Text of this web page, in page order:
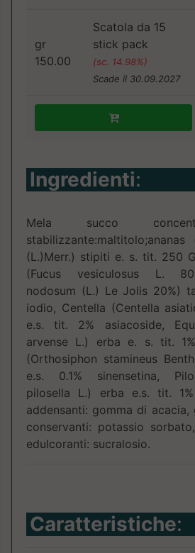
gr
150.00
Scatola da 15
stick pack
(sc. 14.98%)
Scade il 30.09.2027
Ingredienti:
Mela succo
stabilizzante:maltitolo;ananas
(L.)Merr.) stipiti e. s. tit. 250
(Fucus vesiculosus L.
nodosum (L.) Le Jolis 20%)
iodio, Centella (Centella
e.s. tit. 2% asiacoside,
arvense L.) erba e. s. tit.
(Orthosiphon stamineus
e.s. 0.1% sinensetina,
pilosella L.) erba e.s. tit.
addensanti: gomma di acacia,
conservanti: potassio
edulcoranti: sucralosio.
Caratteristiche: